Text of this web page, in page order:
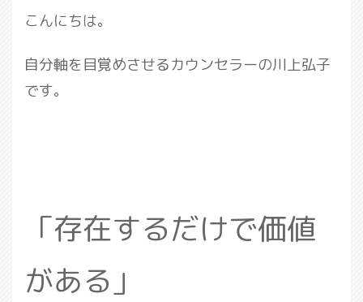
こんにちは。
自分軸を目覚めさせるカウンセラーの川上弘子
です。
「存在するだけで価値
がある」